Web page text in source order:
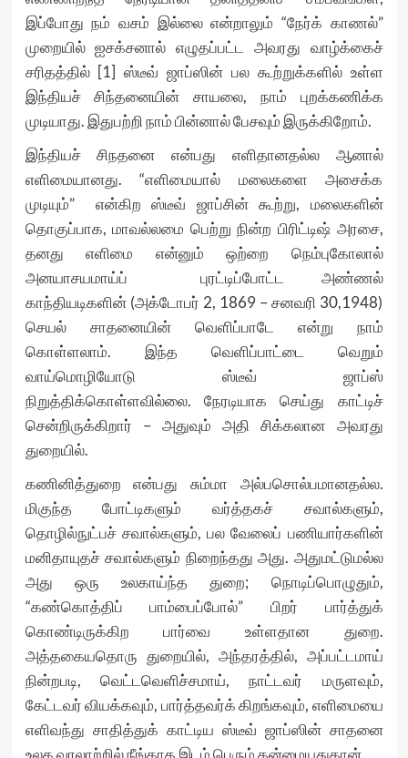
இப்போது நம் வசம் இல்லை என்றாலும் “நேர்க் காணல்”
முறையில் ஐசக்சனால் எழுதப்பட்ட அவரது வாழ்க்கைச்
சரிதத்தில் [1] ஸ்டீவ் ஜாப்ஸின் பல கூற்றுக்களில் உள்ள
இந்தியச் சிந்தனையின் சாயலை, நாம் புறக்கணிக்க
முடியாது. இதுபற்றி நாம் பின்னால் பேசவும் இருக்கிறோம்.
இந்தியச் சிநதனை என்பது எளிதானதல்ல ஆனால்
எளிமையானது. “எளிமையால் மலைகளை அசைக்க
முடியும்” என்கிற ஸ்டீவ் ஜாப்சின் கூற்று, மலைகளின்
தொகுப்பாக, மாவல்லமை பெற்று நின்ற பிரிட்டிஷ் அரசை,
தனது எளிமை என்னும் ஒற்றை நெம்புகோலால்
அனயாசயமாய்ப் புரட்டிப்போட்ட அண்ணல்
காந்தியடிகளின் (அக்டோபர் 2, 1869 – சனவரி 30,1948)
செயல் சாதனையின் வெளிப்பாடே என்று நாம்
கொள்ளலாம். இந்த வெளிப்பாட்டை வெறும்
வாய்மொழியோடு ஸ்டீவ் ஜாப்ஸ்
நிறுத்திக்கொள்ளவில்லை. நேரடியாக செய்து காட்டிச்
சென்றிருக்கிறார் – அதுவும் அதி சிக்கலான அவரது
துறையில்.
கணினித்துறை என்பது சும்மா அல்பசொல்பமானதல்ல.
மிகுந்த போட்டிகளும் வர்த்தகச் சவால்களும்,
தொழில்நுட்பச் சவால்களும், பல வேலைப் பணியார்களின்
மனிதாயுதச் சவால்களும் நிறைந்தது அது. அதுமட்டுமல்ல
அது ஒரு உலகாய்ந்த துறை; நொடிப்பொழுதும்,
“கண்கொத்திப் பாம்பைப்போல்” பிறர் பார்த்துக்
கொண்டிருக்கிற பார்வை உள்ளதான துறை.
அத்தகையதொரு துறையில், அந்தரத்தில், அப்பட்டமாய்
நின்றபடி, வெட்டவெளிச்சமாய், நாட்டவர் மருளவும்,
கேட்டவர் வியக்கவும், பார்த்தவர்க் கிறங்கவும், எளிமையை
எளிவந்து சாதித்துக் காட்டிய ஸ்டீவ் ஜாப்ஸின் சாதனை
உலக வரலாற்றில் நீங்காத இடம் பெரும் தன்மையதுதான்.